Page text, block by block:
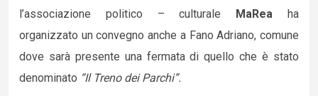
l’associazione politico – culturale MaRea ha
organizzato un convegno anche a Fano Adriano, comune
dove sarà presente una fermata di quello che è stato
denominato “Il Treno dei Parchi”.